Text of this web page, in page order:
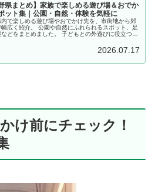
野県まとめ】家族で楽しめる遊び場＆おでか
ット集｜公園・自然・体験を気軽に
内で楽しめる遊び場やおでかけ先を、市街地から郊
幅広く紹介。 公園や自然にふれられるスポット、足
どをまとめました。 子どもとの外遊びに役立つ情
2026.07.17
け前にチェック！